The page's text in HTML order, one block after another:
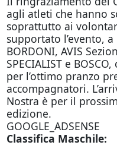
agli atleti che hanno
soprattutto ai
supportato l’evento, a
BORDONI, AVIS
SPECIALIST e
per l’ottimo pranzo
accompagnatori.
Nostra è per il
edizione.
GOOGLE_ADSENSE
Classifica Maschile: